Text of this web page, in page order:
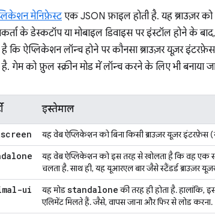
मेनिफ़ेस्टएक JSON फ़ाइल होती है. यह ब्राउज़र को
के डेस्कटॉप या मोबाइल डिवाइस पर इंस्टॉल होने के
कि ऐप्लिकेशन लॉन्च होने पर कौनसा ब्राउज़र यूज़र
गेम को फ़ुल स्क्रीन मोड में लॉन्च करने के लिए भी बनाया
इस्तेमाल
यह वेब ऐप्लिकेशन को बिना किसी ब्राउज़र यूज़र
यह वेब ऐप्लिकेशन को इस तरह से खोलता है कि वह एक
चलता है. साथ ही, यह यूआरएल बार जैसे स्टैंडर्ड ब्राउज़र
ui यह मोडstandaloneकी तरह ही होता है.
एलिमेंट मिलते हैं. जैसे, वापस जाना और फिर से लोड करना.